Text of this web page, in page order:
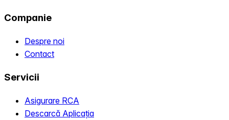
Companie
Despre noi
Contact
Servicii
Asigurare RCA
Descarcă Aplicația